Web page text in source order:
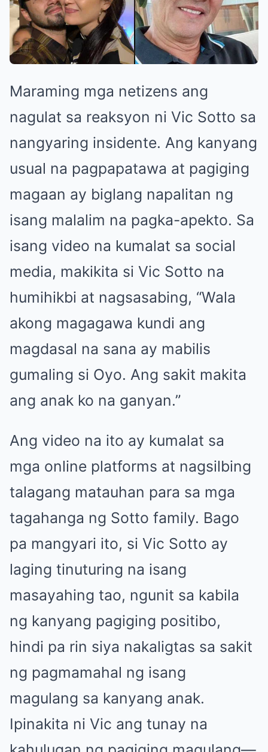
Maraming mga netizens ang
nagulat sa reaksyon ni Vic Sotto sa
nangyaring insidente. Ang kanyang
usual na pagpapatawa at pagiging
magaan ay biglang napalitan ng
isang malalim na pagka-apekto. Sa
isang video na kumalat sa social
media, makikita si Vic Sotto na
humihikbi at nagsasabing, “Wala
akong magagawa kundi ang
magdasal na sana ay mabilis
gumaling si Oyo. Ang sakit makita
ang anak ko na ganyan.”
Ang video na ito ay kumalat sa
mga online platforms at nagsilbing
talagang matauhan para sa mga
tagahanga ng Sotto family. Bago
pa mangyari ito, si Vic Sotto ay
laging tinuturing na isang
masayahing tao, ngunit sa kabila
ng kanyang pagiging positibo,
hindi pa rin siya nakaligtas sa sakit
ng pagmamahal ng isang
magulang sa kanyang anak.
Ipinakita ni Vic ang tunay na